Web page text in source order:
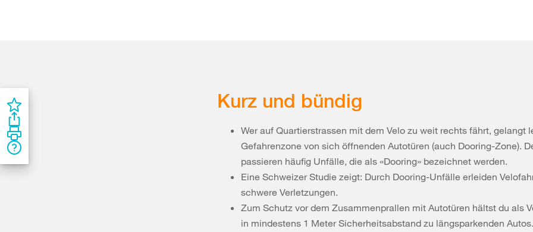
Kurz und bündig
Wer auf Quartierstrassen mit dem Velo zu weit rechts fährt, gelangt
Gefahrenzone von sich öffnenden Autotüren (auch Dooring-Zone).
passieren häufig Unfälle, die als «Dooring» bezeichnet werden.
Eine Schweizer Studie zeigt: Durch Dooring-Unfälle erleiden
schwere Verletzungen.
Zum Schutz vor dem Zusammenprallen mit Autotüren hältst du als
in mindestens 1 Meter Sicherheitsabstand zu längsparkenden Autos.